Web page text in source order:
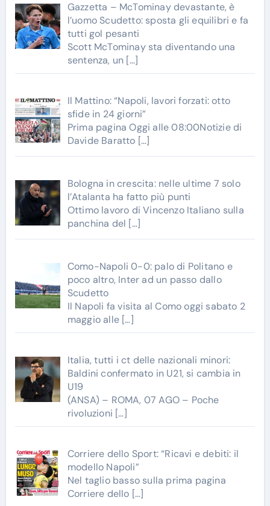
Gazzetta – McTominay devastante, è
l’uomo Scudetto: sposta gli equilibri e fa
tutti gol pesanti
Scott McTominay sta diventando una
sentenza, un […]
Il Mattino: “Napoli, lavori forzati: otto
sfide in 24 giorni”
Prima pagina Oggi alle 08:00Notizie di
Davide Baratto […]
Bologna in crescita: nelle ultime 7 solo
l’Atalanta ha fatto più punti
Ottimo lavoro di Vincenzo Italiano sulla
panchina del […]
Como-Napoli 0-0: palo di Politano e
poco altro, Inter ad un passo dallo
Scudetto
Il Napoli fa visita al Como oggi sabato 2
maggio alle […]
Italia, tutti i ct delle nazionali minori:
Baldini confermato in U21, si cambia in
U19
(ANSA) – ROMA, 07 AGO – Poche
rivoluzioni […]
Corriere dello Sport: “Ricavi e debiti: il
modello Napoli”
Nel taglio basso sulla prima pagina
Corriere dello […]